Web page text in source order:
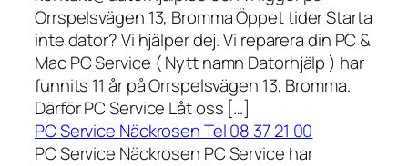
Orrspelsvägen 13, Bromma Öppet tider Starta
inte dator? Vi hjälper dej. Vi reparera din PC &
Mac PC Service ( Nytt namn Datorhjälp ) har
funnits 11 år på Orrspelsvägen 13, Bromma.
Därför PC Service Låt oss […]
PC Service Näckrosen Tel 08 37 21 00
PC Service Näckrosen PC Service har